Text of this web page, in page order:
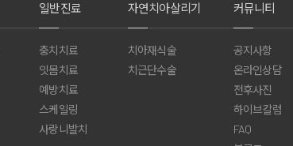
일반진료
충치치료
잇몸치료
예방치료
스케일링
사랑니발치
자연치아살리기
치아재식술
치근단수술
커뮤니티
공지사항
온라인상담
전후사진
하이브칼럼
FAQ